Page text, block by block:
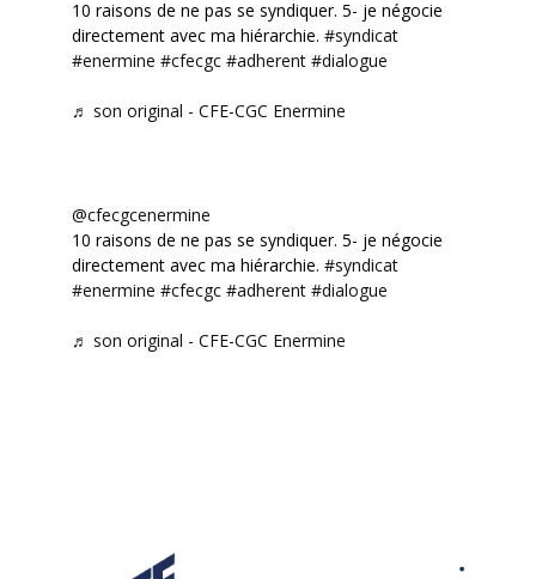
10 raisons de ne pas se syndiquer. 5- je négocie
directement avec ma hiérarchie. #syndicat
#enermine #cfecgc #adherent #dialogue
♬ son original - CFE-CGC Enermine
@cfecgcenermine
10 raisons de ne pas se syndiquer. 5- je négocie
directement avec ma hiérarchie. #syndicat
#enermine #cfecgc #adherent #dialogue
♬ son original - CFE-CGC Enermine